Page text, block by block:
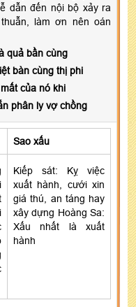
dẫn đến nội bộ xảy ra
làm ơn nên oán
quả bần cùng
bàn cùng thị phi
của nó khi
phân ly vợ chồng
Sao xấu
Kiếp sát: Kỵ việc
xuất hành, cưới xin
giá thú, an táng hay
xây dựng Hoàng Sa:
Xấu nhất là xuất
hành